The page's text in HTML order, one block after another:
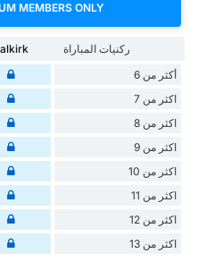
MEMBERS ONLY
ركنيات المباراة
أكثر من 6
اكثر من 7
اكثر من 8
اكثر من 9
اكثر من 10
اكثر من 11
اكثر من 12
اكثر من 13